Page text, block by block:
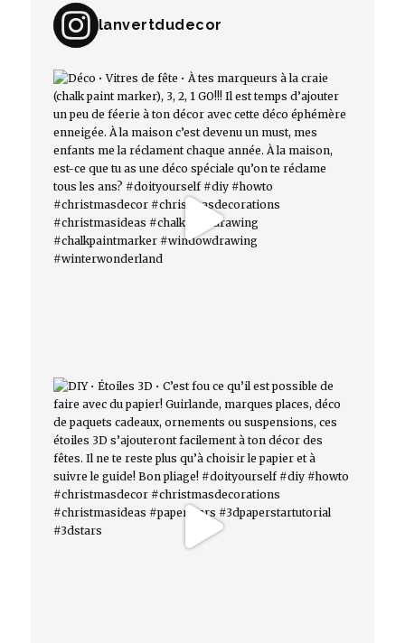
lanvertdudecor